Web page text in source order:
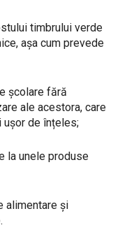
timbrului verde
așa cum prevede
fără
ale acestora, care
de înțeles;
unele produse
și